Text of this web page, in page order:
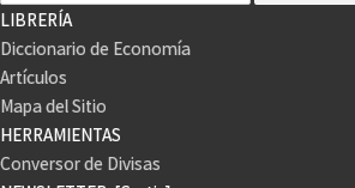
LIBRERÍA
Diccionario de Economía
Artículos
Mapa del Sitio
HERRAMIENTAS
Conversor de Divisas